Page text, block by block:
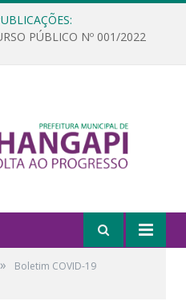
PÚBLICO Nº 001/2022
»
Boletim COVID-19